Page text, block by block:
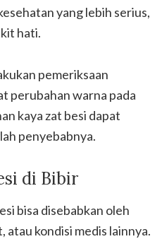
yang lebih serius,
hati.
pemeriksaan
perubahan warna pada
kaya zat besi dapat
penyebabnya.
di Bibir
bisa disebabkan oleh
atau kondisi medis lainnya.